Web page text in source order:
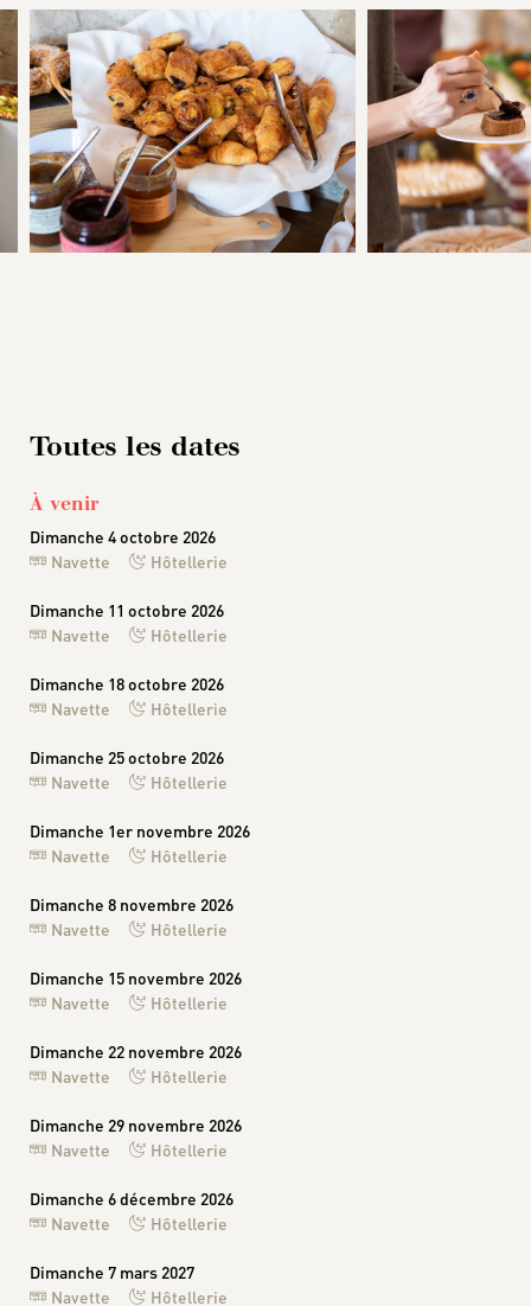
Toutes les dates
À venir
Dimanche 4 octobre 2026
Navette
Hôtellerie
Dimanche 11 octobre 2026
Navette
Hôtellerie
Dimanche 18 octobre 2026
Navette
Hôtellerie
Dimanche 25 octobre 2026
Navette
Hôtellerie
Dimanche 1er novembre 2026
Navette
Hôtellerie
Dimanche 8 novembre 2026
Navette
Hôtellerie
Dimanche 15 novembre 2026
Navette
Hôtellerie
Dimanche 22 novembre 2026
Navette
Hôtellerie
Dimanche 29 novembre 2026
Navette
Hôtellerie
Dimanche 6 décembre 2026
Navette
Hôtellerie
Dimanche 7 mars 2027
Navette
Hôtellerie